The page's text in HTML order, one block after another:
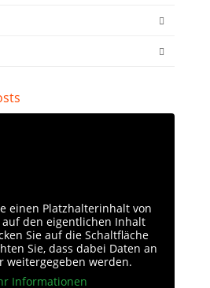
einen Platzhalterinhalt von
auf den eigentlichen Inhalt
Sie auf die Schaltfläche
Sie, dass dabei Daten an
weitergegeben werden.
Informationen